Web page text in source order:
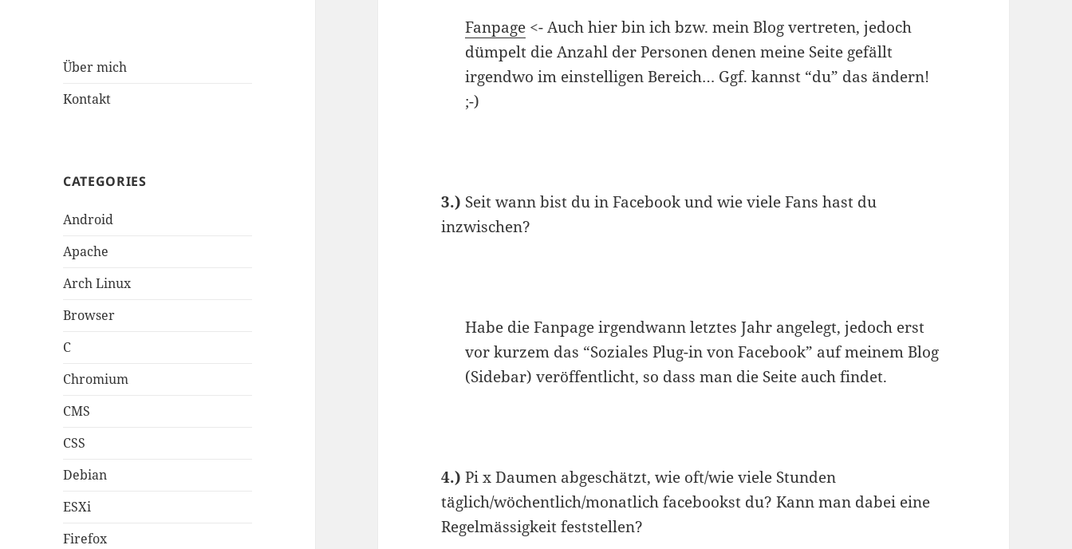
Über mich
Kontakt
CATEGORIES
Android
Apache
Arch Linux
Browser
C
Chromium
CMS
CSS
Debian
ESXi
Firefox
Fanpage <- Auch hier bin ich bzw. mein Blog vertreten, jedoch
dümpelt die Anzahl der Personen denen meine Seite gefällt
irgendwo im einstelligen Bereich… Ggf. kannst “du” das ändern!
;-)
3.) Seit wann bist du in Facebook und wie viele Fans hast du
inzwischen?
Habe die Fanpage irgendwann letztes Jahr angelegt, jedoch erst
vor kurzem das “Soziales Plug-in von Facebook” auf meinem Blog
(Sidebar) veröffentlicht, so dass man die Seite auch findet.
4.) Pi x Daumen abgeschätzt, wie oft/wie viele Stunden
täglich/wöchentlich/monatlich facebookst du? Kann man dabei eine
Regelmässigkeit feststellen?